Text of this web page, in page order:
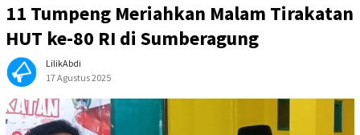
11 Tumpeng Meriahkan Malam Tirakatan
HUT ke-80 RI di Sumberagung
LilikAbdi
17 Agustus 2025